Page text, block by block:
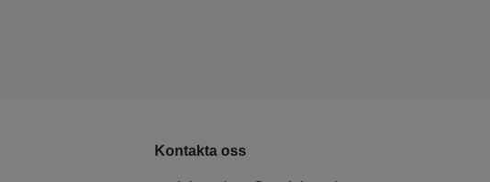
Kontakta oss